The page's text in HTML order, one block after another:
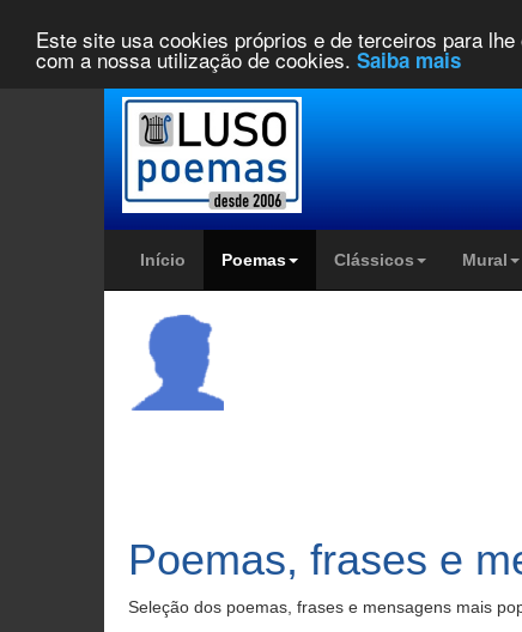
Este site usa cookies próprios e de terceiros para
com a nossa utilização de cookies. Saiba mais
Início Poemas Clássicos Mural
Poemas, frases e
Seleção dos poemas, frases e mensagens mais